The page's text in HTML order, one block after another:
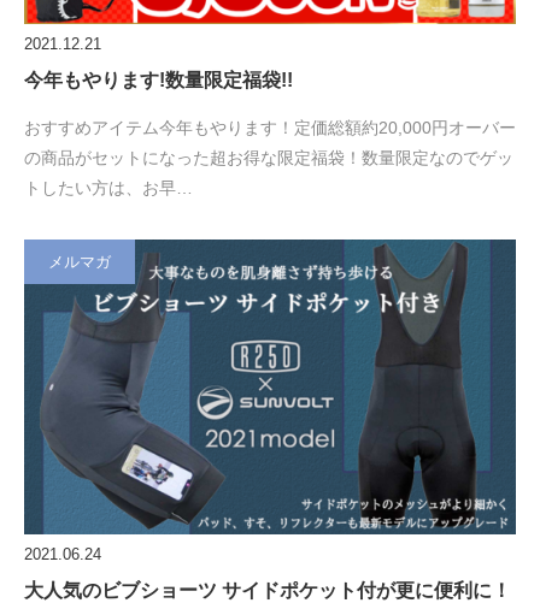
2021.12.21
今年もやります!数量限定福袋!!
おすすめアイテム今年もやります！定価総額約20,000円オーバー
の商品がセットになった超お得な限定福袋！数量限定なのでゲッ
トしたい方は、お早…
メルマガ
2021.06.24
大人気のビブショーツ サイドポケット付が更に便利に！